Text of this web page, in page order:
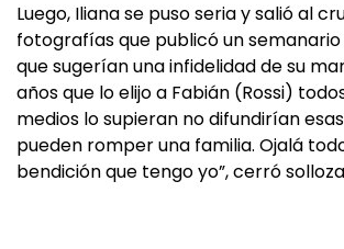
Luego, Iliana se puso seria y salió al
fotografías que publicó un
que sugerían una infidelidad de su
años que lo elijo a Fabián (Rossi)
medios lo supieran no difundirían
pueden romper una familia. Ojalá
bendición que tengo yo”, cerró